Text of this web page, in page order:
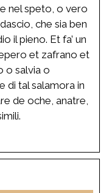
nel speto, o vero
che sia ben
il pieno. Et fa’ un
et zafrano et
o salvia o
di tal salamora in
de oche, anatre,